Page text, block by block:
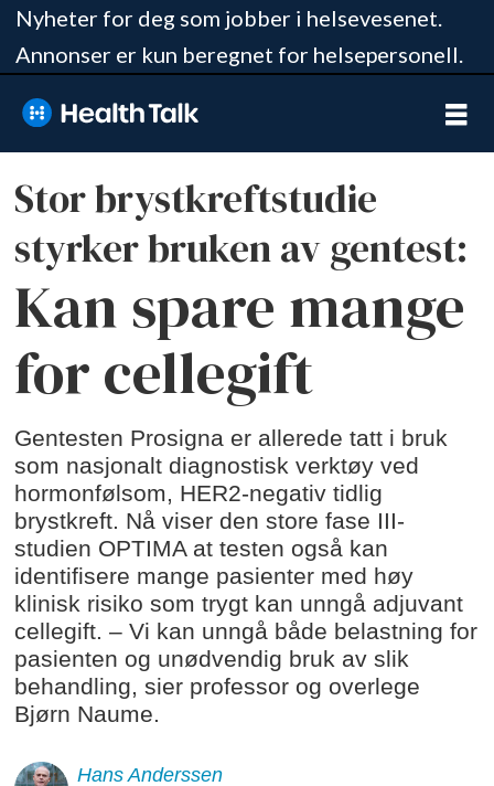
Nyheter for deg som jobber i helsevesenet.
Annonser er kun beregnet for helsepersonell.
Stor brystkreftstudie
styrker bruken av gentest:
Kan spare mange
for cellegift
Gentesten Prosigna er allerede tatt i bruk
som nasjonalt diagnostisk verktøy ved
hormonfølsom, HER2-negativ tidlig
brystkreft. Nå viser den store fase III-
studien OPTIMA at testen også kan
identifisere mange pasienter med høy
klinisk risiko som trygt kan unngå adjuvant
cellegift. – Vi kan unngå både belastning for
pasienten og unødvendig bruk av slik
behandling, sier professor og overlege
Bjørn Naume.
Hans Anderssen